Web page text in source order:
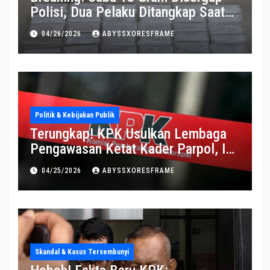
Polisi, Dua Pelaku Ditangkap Saat
Operasi Berlangsung Di Tempat
04/26/2026 ABYSSXORESFRAME
Politik & Kebijakan Publik
Terungkap! KPK Usulkan Lembaga
Pengawasan Ketat Kader Parpol, Ini
Alasannya
04/25/2026 ABYSSXORESFRAME
Skandal & Kasus Tersembunyi